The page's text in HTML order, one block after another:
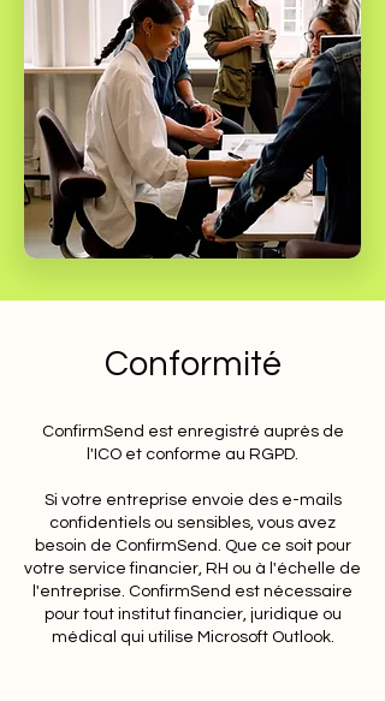
Conformité
ConfirmSend est enregistré auprès de
l'ICO et conforme au RGPD.
Si votre entreprise envoie des e-mails
confidentiels ou sensibles, vous avez
besoin de ConfirmSend. Que ce soit pour
votre service financier, RH ou à l'échelle de
l'entreprise. ConfirmSend est nécessaire
pour tout institut financier, juridique ou
médical qui utilise Microsoft Outlook.